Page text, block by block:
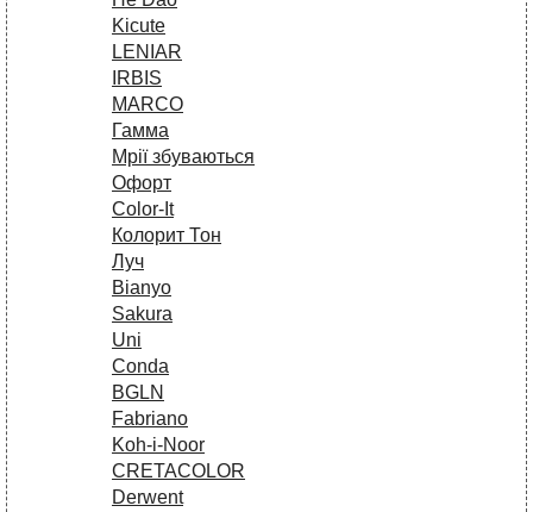
Kicute
LENIAR
IRBIS
MARCO
Гамма
Мрії збуваються
Офорт
Сolor-It
Колорит Тон
Луч
Bianyo
Sakura
Uni
Conda
BGLN
Fabriano
Koh-i-Noor
CRETACOLOR
Derwent